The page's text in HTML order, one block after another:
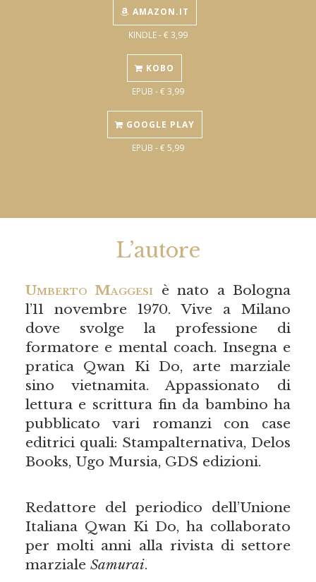
AMAZON.IT
KINDLE - € 3,99
KOBO
EPUB - € 3,99
GOOGLE PLAY
EPUB - € 5,99
L’autore
Umberto Maggesi è nato a Bologna
l’11 novembre 1970. Vive a Milano
dove svolge la professione di
formatore e mental coach. Insegna e
pratica Qwan Ki Do, arte marziale
sino vietnamita. Appassionato di
lettura e scrittura fin da bambino ha
pubblicato vari romanzi con case
editrici quali: Stampalternativa, Delos
Books, Ugo Mursia, GDS edizioni.
Redattore del periodico dell’Unione
Italiana Qwan Ki Do, ha collaborato
per molti anni alla rivista di settore
marziale Samurai.